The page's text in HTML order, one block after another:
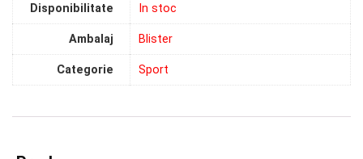
Disponibilitate In stoc
Ambalaj Blister
Categorie Sport